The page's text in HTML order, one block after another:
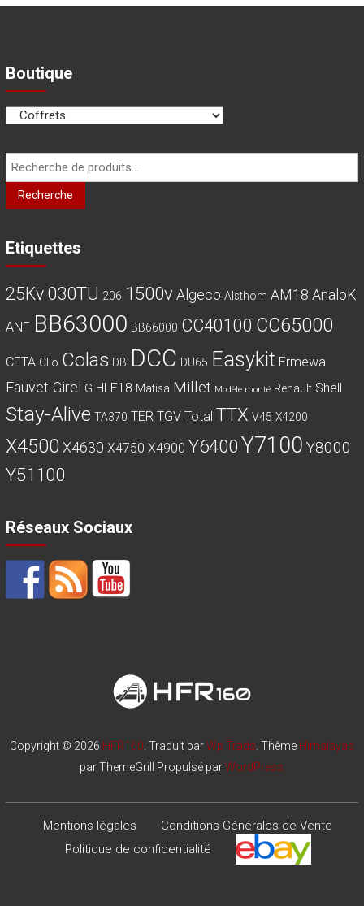
Boutique
Recherche
pour :
Recherche
Etiquettes
25Kv 030TU 206 1500v Algeco Alsthom AM18 AnaloK
ANF BB63000 BB66000 CC40100 CC65000
CFTA Clio Colas DB DCC DU65 Easykit Ermewa
Fauvet-Girel G HLE18 Matisa Millet Modèle monté Renault Shell
Stay-Alive TA370 TER TGV Total TTX V45 X4200
X4500 X4630 X4750 X4900 Y6400Y7100 Y8000
Y51100
Réseaux Sociaux
Copyright © 2026 HFR160 . Traduit parWp Trads . Thème Himalayas
par ThemeGrill Propulsé parWordPress
Mentions légales
Conditions Générales de Vente
Politique de confidentialité